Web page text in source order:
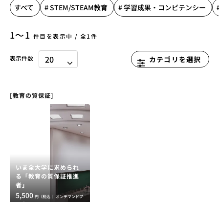
すべて # STEM/STEAM教育 # 学習成果・コンピテンシー
1〜1 件目を表示中 / 全1件
表示件数 カテゴリを選択
[教育の質保証]
いま全大学に求められ
る「教育の質保証推進
者」
5,500円（税込｜ オンデマンドプ